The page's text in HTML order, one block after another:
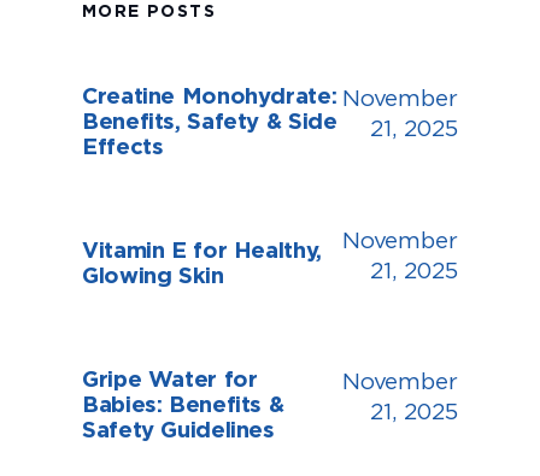
MORE POSTS
Creatine Monohydrate:
Benefits, Safety & Side
Effects
November
21, 2025
Vitamin E for Healthy,
Glowing Skin
November
21, 2025
Gripe Water for
Babies: Benefits &
Safety Guidelines
November
21, 2025